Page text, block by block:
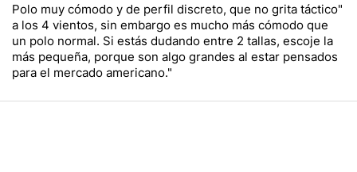
Polo muy cómodo y de perfil discreto, que no grita táctico"
a los 4 vientos, sin embargo es mucho más cómodo que
un polo normal. Si estás dudando entre 2 tallas, escoje la
más pequeña, porque son algo grandes al estar pensados
para el mercado americano."